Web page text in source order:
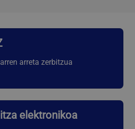
arreta zerbitzua
elektronikoa